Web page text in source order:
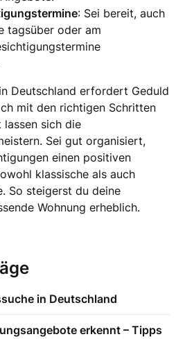
: Sei bereit, auch
tagsüber oder am
Deutschland erfordert Geduld
mit den richtigen Schritten
sich die
Sei gut organisiert,
einen positiven
klassische als auch
So steigerst du deine
Wohnung erheblich.
in Deutschland
erkennt – Tipps